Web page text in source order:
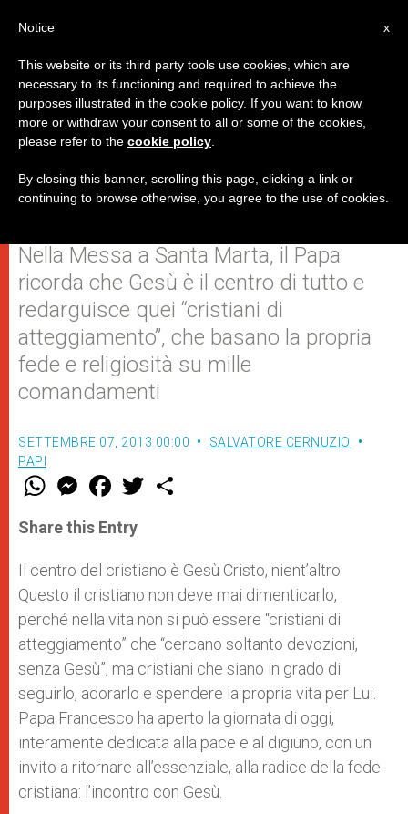
A coloro che cercano devozioni e
rivelazioni: "Ma prendi il
Vangelo!"
Nella Messa a Santa Marta, il Papa
ricorda che Gesù è il centro di tutto e
redarguisce quei “cristiani di
atteggiamento”, che basano la propria
fede e religiosità su mille
comandamenti
SETTEMBRE 07, 2013 00:00
SALVATORE CERNUZIO
PAPI
W
t
s
p
p
M
e
s
e
g
e
r
F
a
e
b
o
k
w
r
Share this Entry
Il centro del cristiano è Gesù Cristo, nient’altro.
Questo il cristiano non deve mai dimenticarlo,
perché nella vita non si può essere “cristiani di
atteggiamento” che “cercano soltanto devozioni,
senza Gesù”, ma cristiani che siano in grado di
seguirlo, adorarlo e spendere la propria vita per Lui.
Papa Francesco ha aperto la giornata di oggi,
interamente dedicata alla pace e al digiuno, con un
invito a ritornare all’essenziale, alla radice della fede
cristiana: l’incontro con Gesù.
x
Notice
This website or its third party tools use cookies, which are
necessary to its functioning and required to achieve the
purposes illustrated in the cookie policy. If you want to know
more or withdraw your consent to all or some of the cookies,
please refer to the cookie policy
By closing this banner, scrolling this page, clicking a link or
continuing to browse otherwise, you agree to the use of cookies.